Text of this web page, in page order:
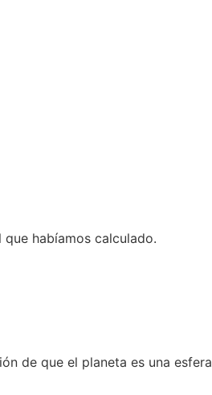
habíamos calculado.
de que el planeta es una esfera